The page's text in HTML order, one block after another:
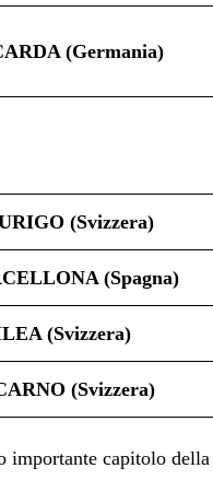
(Germania)
(Svizzera)
(Spagna)
(Svizzera)
(Svizzera)
importante capitolo della